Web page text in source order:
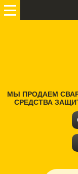
МЫ ПРОДАЕМ
СРЕДСТВА